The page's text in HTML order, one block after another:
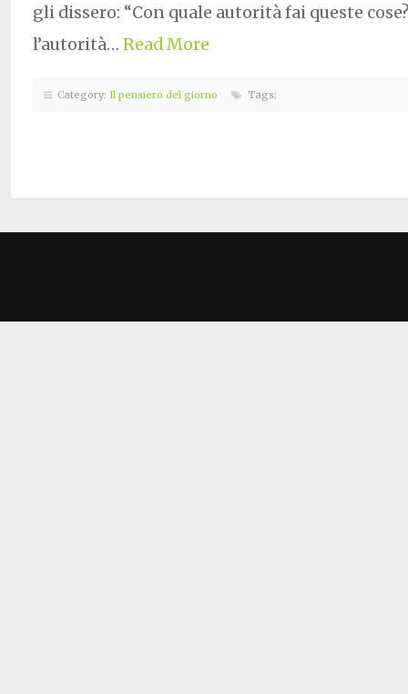
gli dissero: “Con quale autorità fai queste
l’autorità… Read More
Category: Il pensiero del giorno Tags: